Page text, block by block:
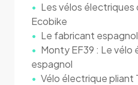
Les vélos
Ecobike
Le fabricant
Monty EF39 : Le vélo
espagnol
Vélo électrique pliant